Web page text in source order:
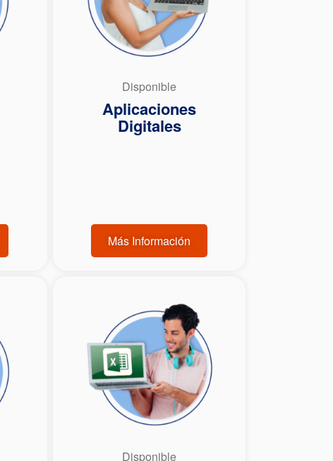
Disponible
Aplicaciones
Digitales
Más Información
Disponible